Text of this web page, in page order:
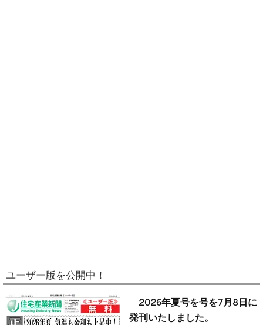
ユーザー版を公開中！
2026年夏号を号を7月8日に
発刊いたしました。